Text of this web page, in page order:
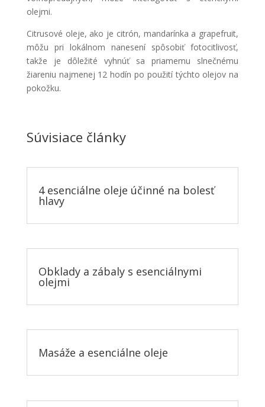
olejmi.
Citrusové oleje, ako je citrón, mandarínka a grapefruit,
môžu pri lokálnom nanesení spôsobiť fotocitlivosť,
takže je dôležité vyhnúť sa priamemu slnečnému
žiareniu najmenej 12 hodín po použití týchto olejov na
pokožku.
Súvisiace články
4 esenciálne oleje účinné na bolesť
hlavy
Obklady a zábaly s esenciálnymi
olejmi
Masáže a esenciálne oleje